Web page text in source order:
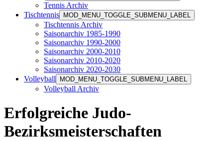
Tennis Archiv
Tischtennis
MOD_MENU_TOGGLE_SUBMENU_LABEL
Tischtennis Archiv
Saisonarchiv 1985-1990
Saisonarchiv 1990-2000
Saisonarchiv 2000-2010
Saisonarchiv 2010-2020
Saisonarchiv 2020-2030
Volleyball
MOD_MENU_TOGGLE_SUBMENU_LABEL
Volleyball Archiv
Erfolgreiche Judo-
Bezirksmeisterschaften